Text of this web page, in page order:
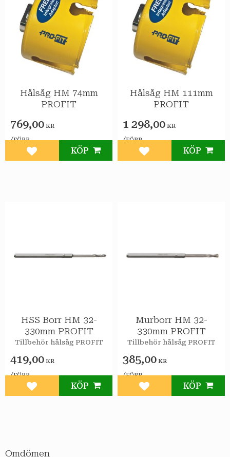
Omdömen
Hålsåg HM 74mm
PROFIT
769,00 KR
/FÖRP
Lägg till i favoriter
KÖP
Hålsåg HM 111mm
PROFIT
1 298,00 KR
/FÖRP
Lägg till i favoriter
KÖP
HSS Borr HM 32-
330mm PROFIT
Tillbehör hålsåg PROFIT
419,00 KR
/FÖRP
Lägg till i favoriter
KÖP
Murborr HM 32-
330mm PROFIT
Tillbehör hålsåg PROFIT
385,00 KR
/FÖRP
Lägg till i favoriter
KÖP